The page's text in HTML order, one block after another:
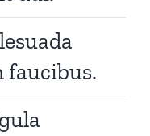
faucibus.